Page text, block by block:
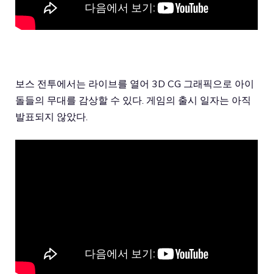
보스 전투에서는 라이브를 열어 3D CG 그래픽으로 아이
돌들의 무대를 감상할 수 있다. 게임의 출시 일자는 아직
발표되지 않았다.